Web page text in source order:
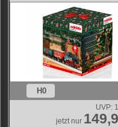
H0
UVP:
jetzt nur